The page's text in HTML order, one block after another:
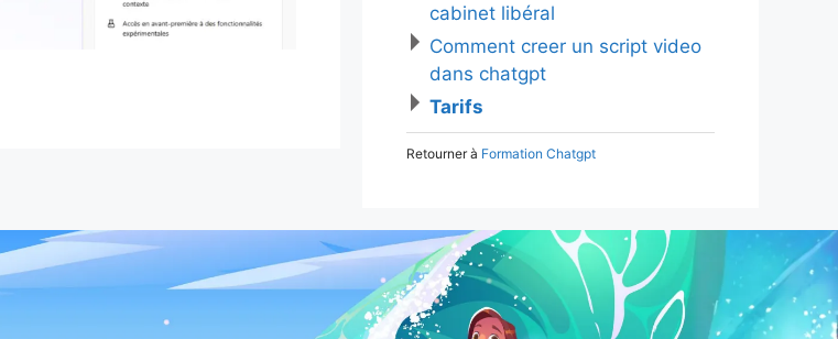
cabinet libéral
Comment creer un script video
dans chatgpt
Tarifs
Retourner à Formation Chatgpt